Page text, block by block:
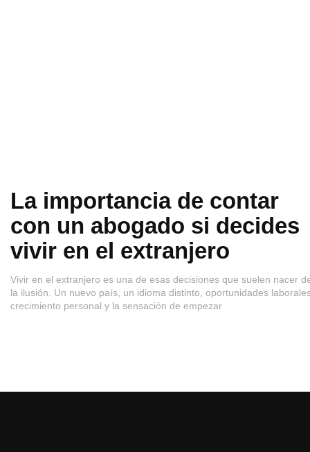
La importancia de contar
con un abogado si decides
vivir en el extranjero
Vivir en el extranjero es una de esas decisiones que suelen nacer
la ilusión. Un nuevo país, un idioma distinto, oportunidades
crecimiento personal y la sensación de empezar